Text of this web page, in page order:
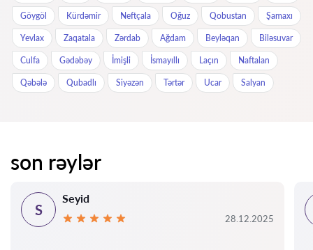
Göygöl Kürdəmir Neftçala Oğuz Qobustan Şamaxı
Yevlax Zaqatala Zərdab Ağdam Beyləqan Biləsuvar
Culfa Gədəbəy İmişli İsmayıllı Laçın Naftalan
Qəbələ Qubadlı Siyəzən Tərtər Ucar Salyan
son rəylər
S
Seyid
28.12.2025